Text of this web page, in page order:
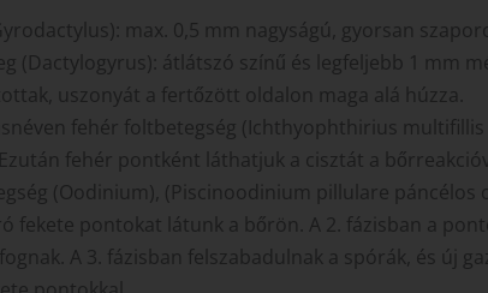
max. 0,5 mm nagyságú, gyorsan
(Dactylogyrus): átlátszó színű és legfeljebb 1 mm
uszonyát a fertőzött oldalon maga alá húzza.
fehér foltbetegség (Ichthyophthirius
fehér pontként láthatjuk a cisztát a
(Oodinium), (Piscinoodinium pillulare páncélos
fekete pontokat látunk a bőrön. A 2. fázisban a
A 3. fázisban felszabadulnak a spórák, és új